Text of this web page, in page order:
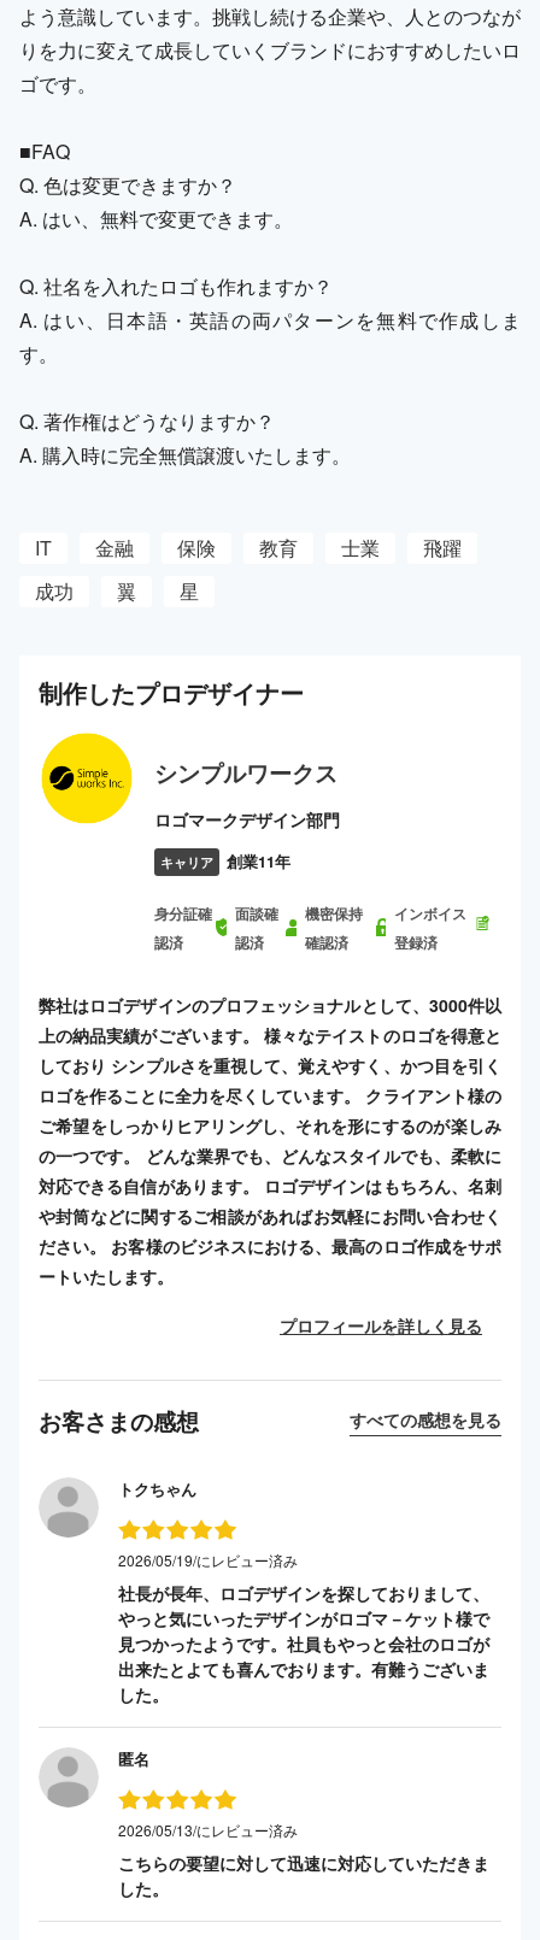
よう意識しています。挑戦し続ける企業や、人とのつなが
りを力に変えて成長していくブランドにおすすめしたいロ
ゴです。
■FAQ
Q. 色は変更できますか？
A. はい、無料で変更できます。
Q. 社名を入れたロゴも作れますか？
A. はい、日本語・英語の両パターンを無料で作成しま
す。
Q. 著作権はどうなりますか？
A. 購入時に完全無償譲渡いたします。
IT 金融 保険 教育 士業
飛躍
成功
翼 星
制作したプロデザイナー
シンプルワークス
ロゴマークデザイン部門
キャリア 創業11年
身分証確
認済
面談確
認済
機密保持
確認済
インボイス
登録済
弊社はロゴデザインのプロフェッショナルとして、3000件以
上の納品実績がございます。 様々なテイストのロゴを得意と
しており シンプルさを重視して、覚えやすく、かつ目を引く
ロゴを作ることに全力を尽くしています。 クライアント様の
ご希望をしっかりヒアリングし、それを形にするのが楽しみ
の一つです。 どんな業界でも、どんなスタイルでも、柔軟に
対応できる自信があります。 ロゴデザインはもちろん、名刺
や封筒などに関するご相談があればお気軽にお問い合わせく
ださい。 お客様のビジネスにおける、最高のロゴ作成をサポ
ートいたします。
プロフィールを詳しく見る
お客さまの感想 すべての感想を見る
トクちゃん
2026/05/19/にレビュー済み
社長が長年、ロゴデザインを探しておりまして、
やっと気にいったデザインがロゴマ－ケット様で
見つかったようです。社員もやっと会社のロゴが
出来たとよても喜んでおります。有難うございま
した。
匿名
2026/05/13/にレビュー済み
こちらの要望に対して迅速に対応していただきま
した。